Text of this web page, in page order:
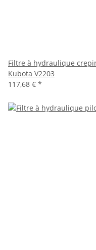
Filtre à hydraulique
Kubota V2203
117,68 € *